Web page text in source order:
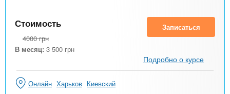
Стоимость
4000 грн
В месяц: 3 500 грн
Записаться
Подробно о курсе
Онлайн Харьков Киевский